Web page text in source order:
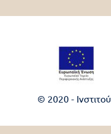
© 2020 -